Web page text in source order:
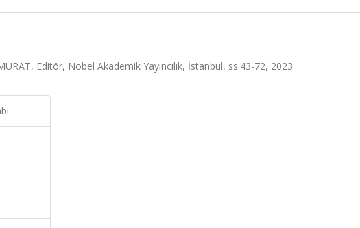
Editör, Nobel Akademik Yayıncılık, İstanbul, ss.43-72, 2023